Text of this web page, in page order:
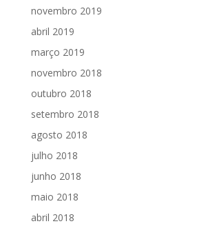
novembro 2019
abril 2019
março 2019
novembro 2018
outubro 2018
setembro 2018
agosto 2018
julho 2018
junho 2018
maio 2018
abril 2018